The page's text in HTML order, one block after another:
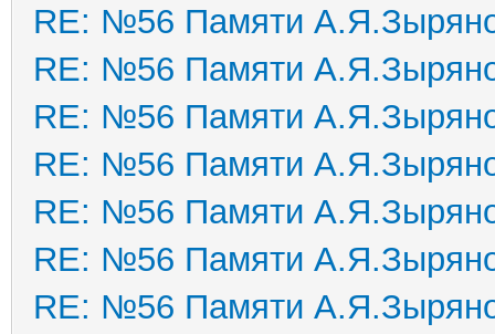
RE: №56 Памяти
RE: №56 Памяти
RE: №56 Памяти
RE: №56 Памяти
RE: №56 Памяти
RE: №56 Памяти
RE: №56 Памяти